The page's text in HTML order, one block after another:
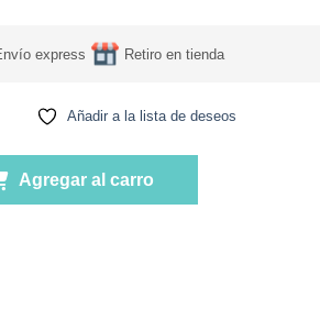
express Retiro en tienda
Añadir a la lista de deseos
Sin Gluten Sin Lactosa 400 Grs Marca
Agregar al carro